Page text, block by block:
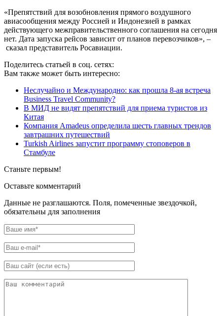
«Препятствий для возобновления прямого воздушного
авиасообщения между Россией и Индонезией в рамках
действующего межправительственного соглашения на сегодня
нет. Дата запуска рейсов зависит от планов перевозчиков», –
сказал представитель Росавиации.
Поделитесь статьей в соц. сетях:
Вам также может быть интересно:
Неслучайно и Международно: как прошла 8-ая встреча
Business Travel Community?
В МИД не видят препятствий для приема туристов из
Китая
Компания Amadeus определила шесть главных трендов
завтрашних путешествий
Turkish Airlines запустит программу стоповеров в
Стамбуле
Станьте первым!
Оставьте комментарий
Данные не разглашаются. Поля, помеченные звездочкой,
обязательны для заполнения